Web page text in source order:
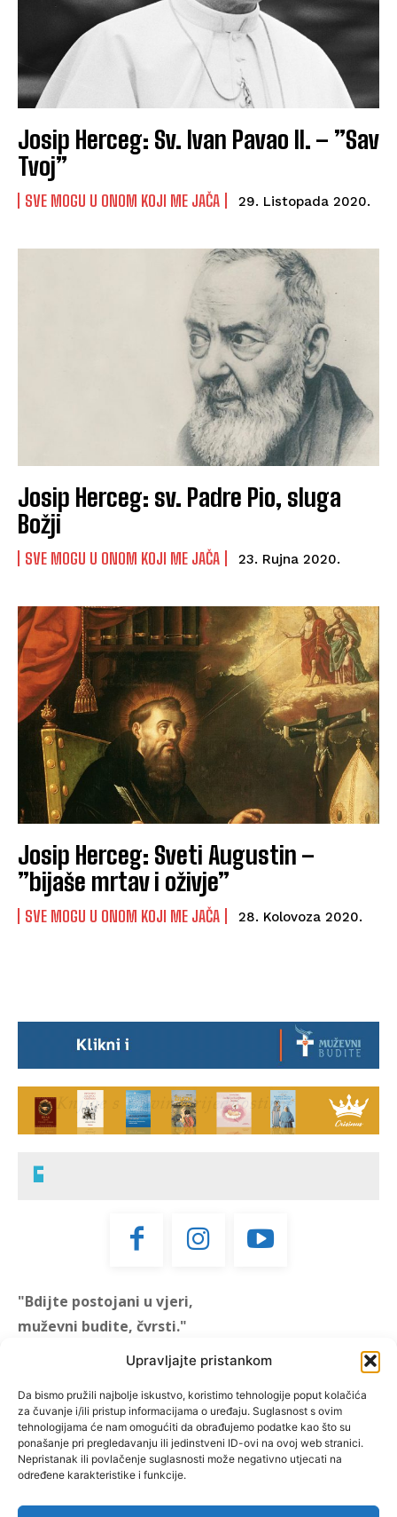
Upravljajte pristankom
Da bismo pružili najbolje iskustvo, koristimo tehnologije poput kolačića
za čuvanje i/ili pristup informacijama o uređaju. Suglasnost s ovim
tehnologijama će nam omogućiti da obrađujemo podatke kao što su
ponašanje pri pregledavanju ili jedinstveni ID-ovi na ovoj web stranici.
Nepristanak ili povlačenje suglasnosti može negativno utjecati na
određene karakteristike i funkcije.
Josip Herceg: Sv. Ivan Pavao II. – ”Sav
Tvoj”
SVE MOGU U ONOM KOJI ME JAČA 29. Listopada 2020.
Josip Herceg: sv. Padre Pio, sluga
Božji
SVE MOGU U ONOM KOJI ME JAČA 23. Rujna 2020.
Josip Herceg: Sveti Augustin –
”bijaše mrtav i oživje”
SVE MOGU U ONOM KOJI ME JAČA 28. Kolovoza 2020.
"Bdijte postojani u vjeri,
muževni budite, čvrsti."
"Muževni budite" prvi je
hrvatski portal za katoličke
muškarce koji pokušava
reafirmirati u današnje
vrijeme itekako narušen
biblijski koncept muževnosti,